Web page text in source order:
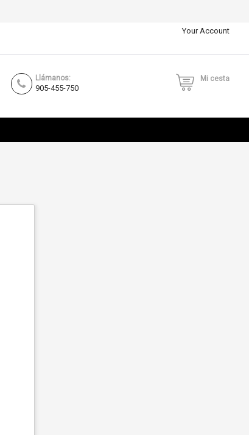
Your Account
Llámanos:
905-455-750
Mi cesta